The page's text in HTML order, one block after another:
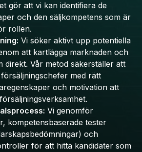
gör att vi kan identifiera de
och den säljkompetens som är
rollen.
Vi söker aktivt upp potentiella
att kartlägga marknaden och
direkt. Vår metod säkerställer att
med rätt
och motivation att
Vi genomför
kompetensbaserade tester
och
för att hitta kandidater som